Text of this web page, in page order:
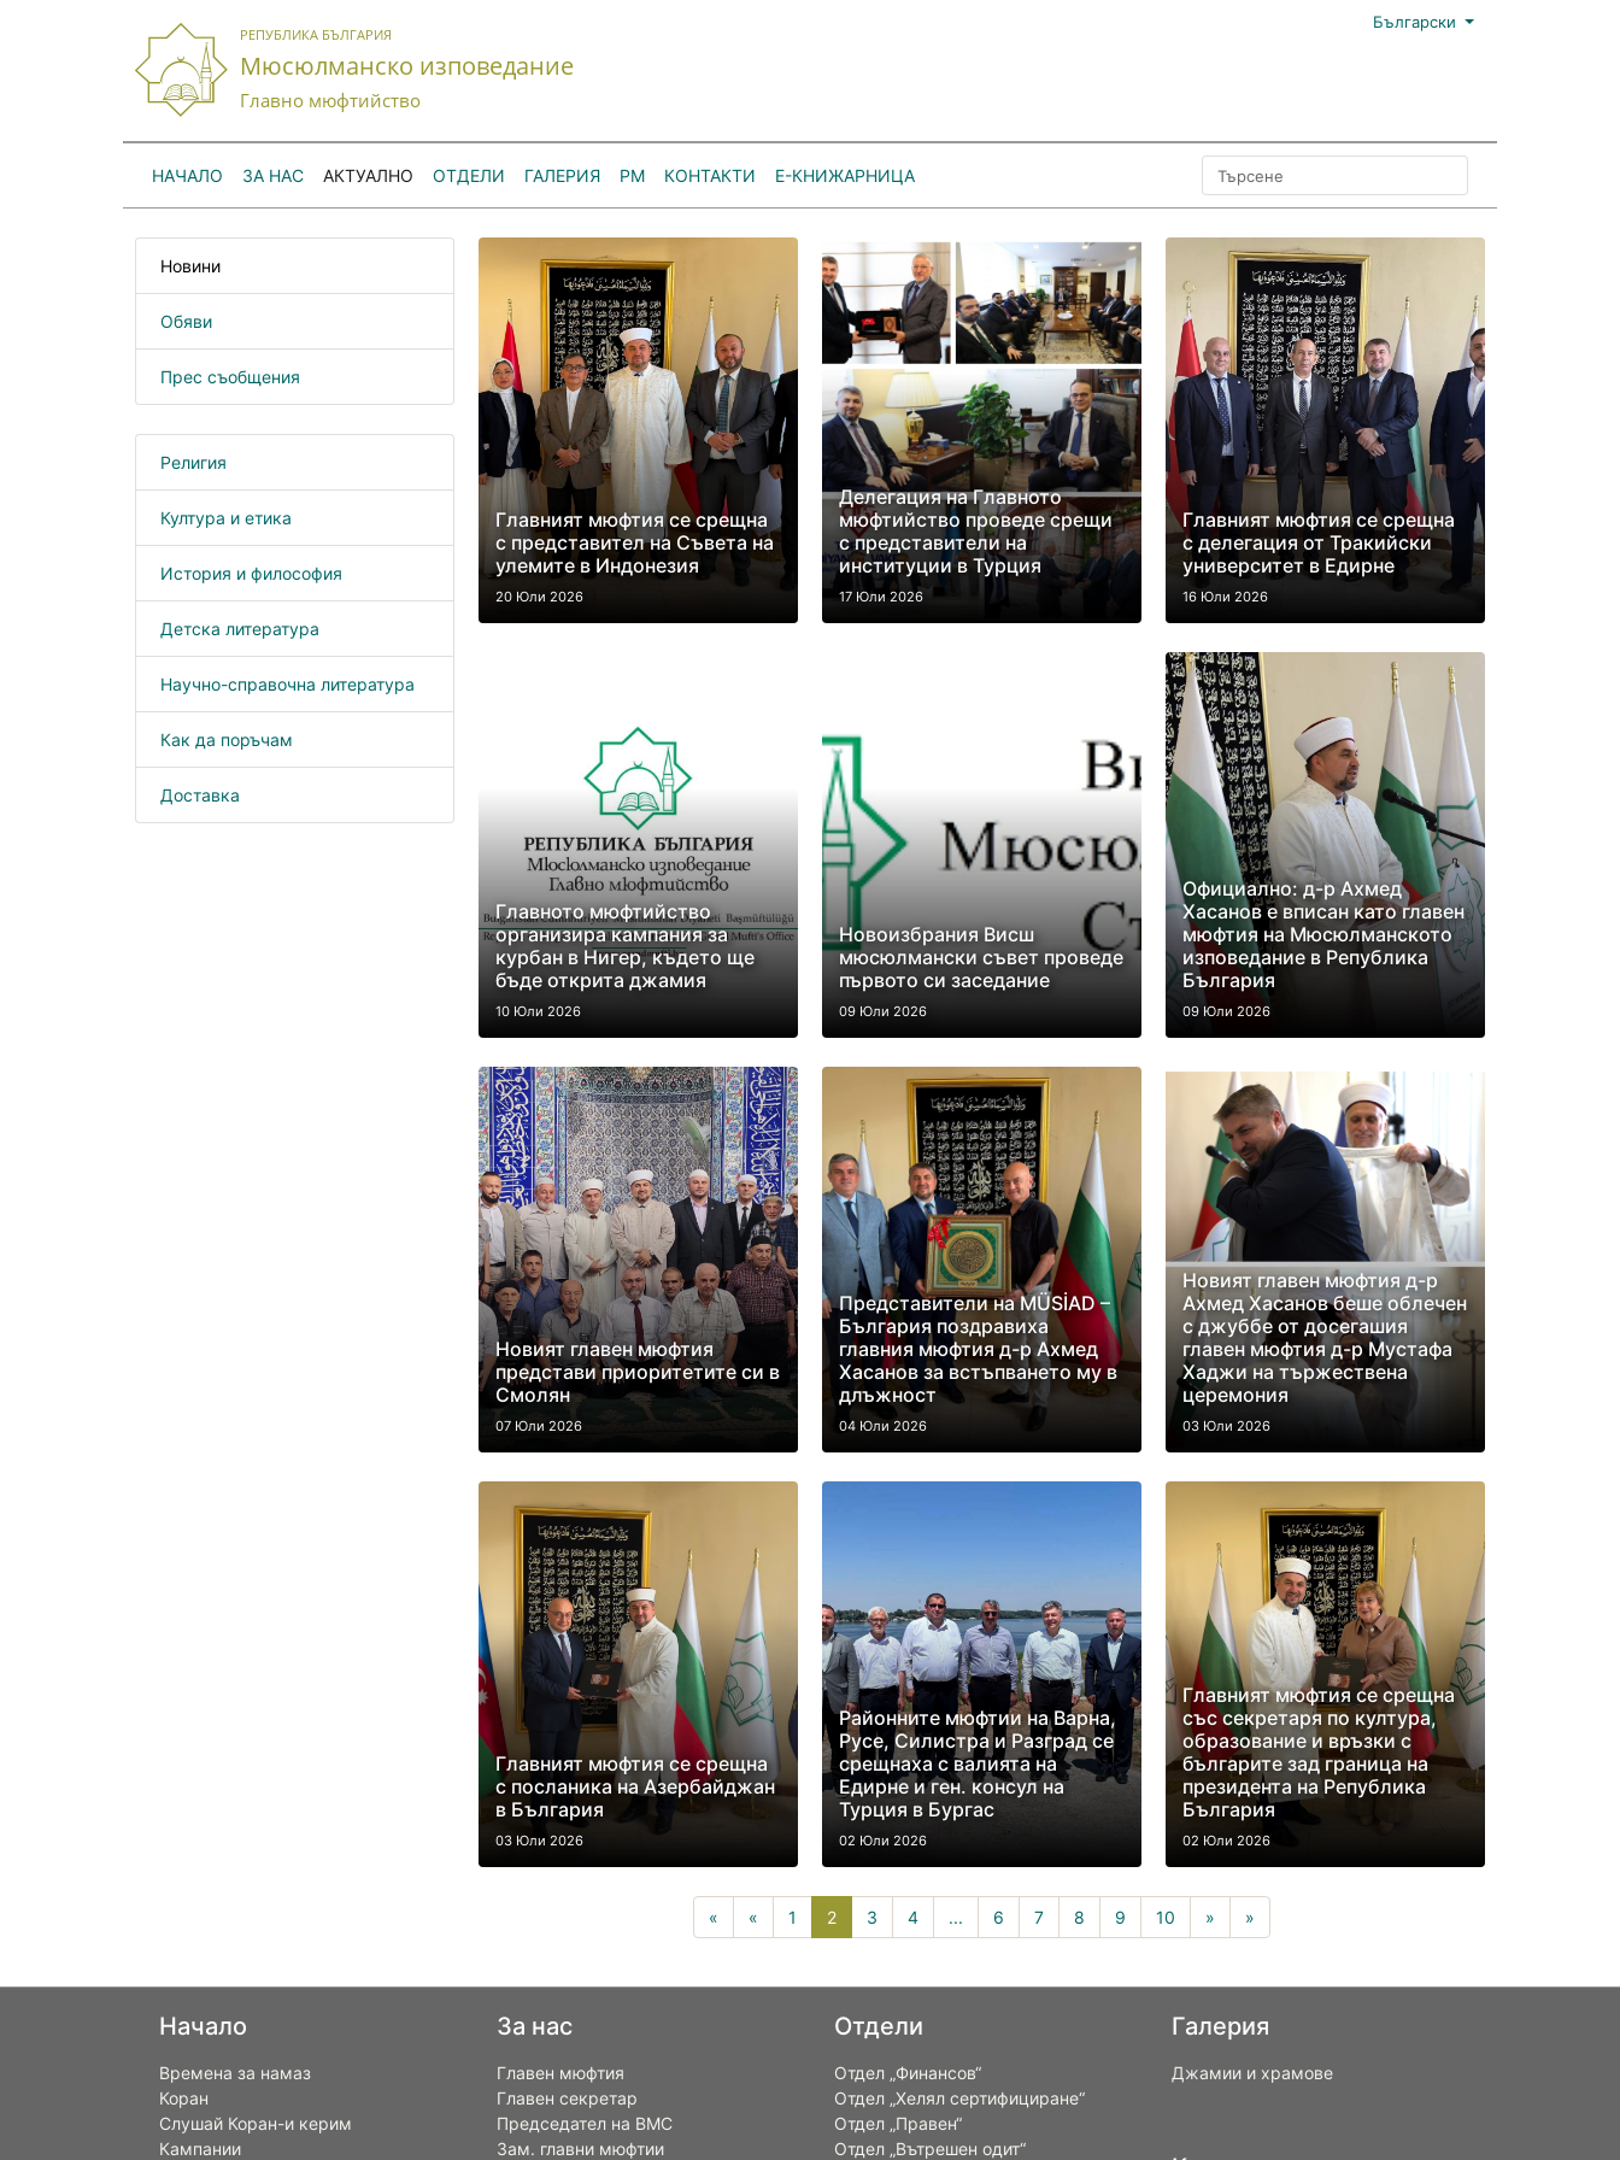
РЕПУБЛИКА БЪЛГАРИЯ
Мюсюлманско изповедание
Главно мюфтийство
Български
НАЧАЛО ЗА НАС АКТУАЛНО ОТДЕЛИ ГАЛЕРИЯ РМ КОНТАКТИ Е-КНИЖАРНИЦА
Новини
Обяви
Прес съобщения
Религия
Култура и етика
История и философия
Детска литература
Научно-справочна литература
Как да поръчам
Доставка
Главният мюфтия се срещна
с представител на Съвета на
улемите в Индонезия
20 Юли 2026
Делегация на Главното
мюфтийство проведе срещи
с представители на
институции в Турция
17 Юли 2026
Главният мюфтия се срещна
с делегация от Тракийски
университет в Едирне
16 Юли 2026
Главното мюфтийство
организира кампания за
курбан в Нигер, където ще
бъде открита джамия
10 Юли 2026
Новоизбрания Висш
мюсюлмански съвет проведе
първото си заседание
09 Юли 2026
Официално: д-р Ахмед
Хасанов е вписан като главен
мюфтия на Мюсюлманското
изповедание в Република
България
09 Юли 2026
Новият главен мюфтия
представи приоритетите си в
Смолян
07 Юли 2026
Представители на MÜSİAD –
България поздравиха
главния мюфтия д-р Ахмед
Хасанов за встъпването му в
длъжност
04 Юли 2026
Новият главен мюфтия д-р
Ахмед Хасанов беше облечен
с джуббе от досегашия
главен мюфтия д-р Мустафа
Хаджи на тържествена
церемония
03 Юли 2026
Главният мюфтия се срещна
с посланика на Азербайджан
в България
03 Юли 2026
Районните мюфтии на Варна,
Русе, Силистра и Разград се
срещнаха с валията на
Едирне и ген. консул на
Турция в Бургас
02 Юли 2026
Главният мюфтия се срещна
със секретаря по култура,
образование и връзки с
българите зад граница на
президента на Република
България
02 Юли 2026
« « 1 22(current)
3 4 ... 6 7 8 9 10 » »
Начало
Времена за намаз
Коран
Слушай Коран-и керим
Кампании
За нас
Главен мюфтия
Главен секретар
Председател на ВМС
Зам. главни мюфтии
Отдели
Отдел „Финансов“
Отдел „Хелял сертифициране“
Отдел „Правен“
Отдел „Вътрешен одит“
Галерия
Джамии и храмове